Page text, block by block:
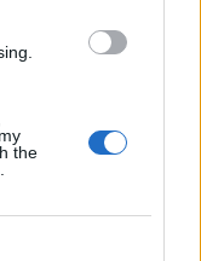
the